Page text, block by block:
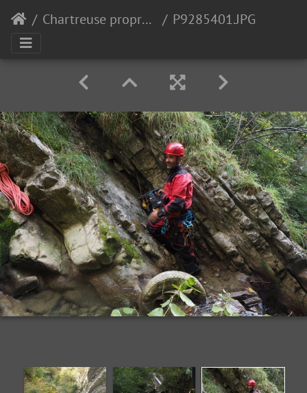
Chartreuse propre Vence 2017 P9285401.JPG